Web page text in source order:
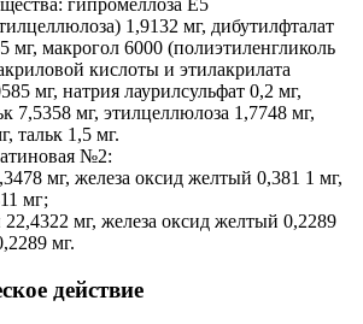
гипромеллоза Е5
1,9132 мг, дибутилфталат
мг, макрогол 6000 (полиэтиленгликоль
кислоты и этилакрилата
мг, натрия лаурилсульфат 0,2 мг,
7,5358 мг, этилцеллюлоза 1,7748 мг,
тальк 1,5 мг.
№2:
мг, железа оксид желтый 0,381 1 мг,
мг;
мг, железа оксид желтый 0,2289
мг.
действие